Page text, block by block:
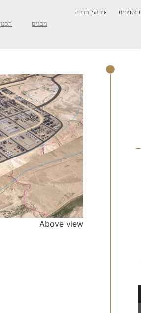
וספרים אירועי חברה
מבנים
Above view